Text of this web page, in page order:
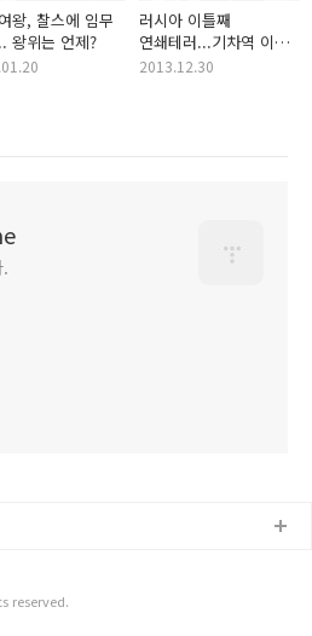
왕, 찰스에 임무
왕위는 언제?
러시아 이틀째
연쇄테러...기차역 이어
트롤리버스 폭발
2013.12.30
reserved.